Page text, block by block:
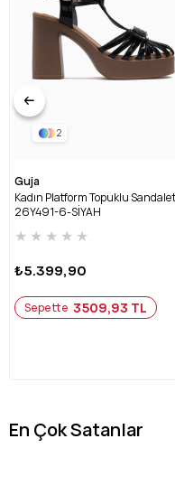
2
Guja
Kadın Platform Topuklu Sandalet
26Y491-6-SİYAH
★ ★ ★ ★ ★
₺5.399,90
Sepette 3509,93 TL
En Çok Satanlar